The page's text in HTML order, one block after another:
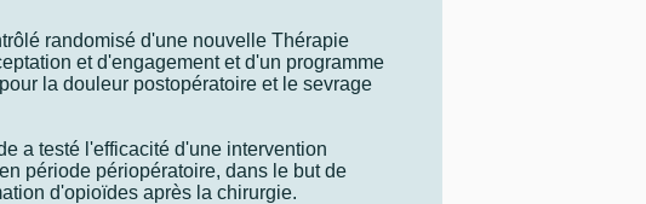
randomisé d'une nouvelle Thérapie
et d'engagement et d'un programme
la douleur postopératoire et le sevrage
a testé l'efficacité d'une intervention
période périopératoire, dans le but de
d'opioïdes après la chirurgie.